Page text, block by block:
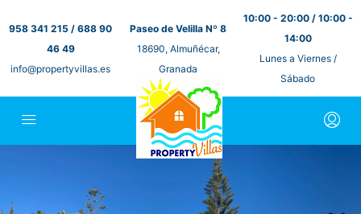
958 341 215 / 688 90
46 49
info@propertyvillas.es
Paseo de Velilla Nº 8
18690, Almuñécar,
Granada
10:00 - 20:00 / 10:00 -
14:00
Lunes a Viernes /
Sábado